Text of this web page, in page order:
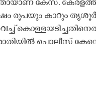
കേ​സ്.
രൂ​പ​യും കാ​റും തൃ​ശൂ​ർ
പൊ​ലീ​സ്‌